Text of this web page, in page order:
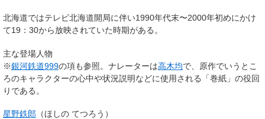
北海道ではテレビ北海道開局に伴い1990年代末〜2000年初めにかけ
て19：30から放映されていた時期がある。
主な登場人物
※銀河鉄道999の項も参照。ナレーターは高木均で、原作でいうとこ
ろのキャラクターの心中や状況説明などに使用される「巻紙」の役回
りである。
星野鉄郎 （ほしの てつろう）